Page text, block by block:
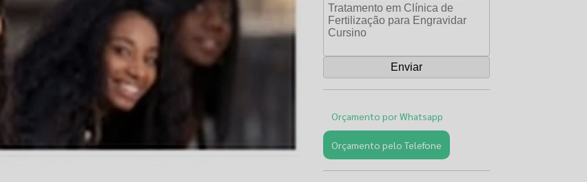
Orçamento por Whatsapp
Orçamento pelo Telefone